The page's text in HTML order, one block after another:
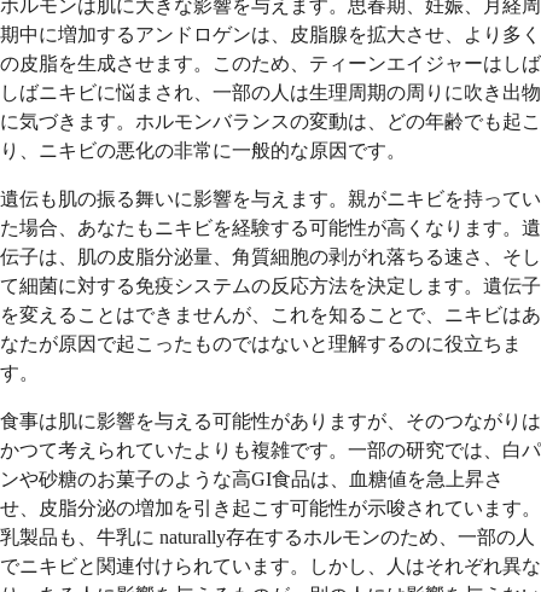
ホルモンは肌に大きな影響を与えます。思春期、妊娠、月経周
期中に増加するアンドロゲンは、皮脂腺を拡大させ、より多く
の皮脂を生成させます。このため、ティーンエイジャーはしば
しばニキビに悩まされ、一部の人は生理周期の周りに吹き出物
に気づきます。ホルモンバランスの変動は、どの年齢でも起こ
り、ニキビの悪化の非常に一般的な原因です。
遺伝も肌の振る舞いに影響を与えます。親がニキビを持ってい
た場合、あなたもニキビを経験する可能性が高くなります。遺
伝子は、肌の皮脂分泌量、角質細胞の剥がれ落ちる速さ、そし
て細菌に対する免疫システムの反応方法を決定します。遺伝子
を変えることはできませんが、これを知ることで、ニキビはあ
なたが原因で起こったものではないと理解するのに役立ちま
す。
食事は肌に影響を与える可能性がありますが、そのつながりは
かつて考えられていたよりも複雑です。一部の研究では、白パ
ンや砂糖のお菓子のような高GI食品は、血糖値を急上昇さ
せ、皮脂分泌の増加を引き起こす可能性が示唆されています。
乳製品も、牛乳に naturally存在するホルモンのため、一部の人
でニキビと関連付けられています。しかし、人はそれぞれ異な